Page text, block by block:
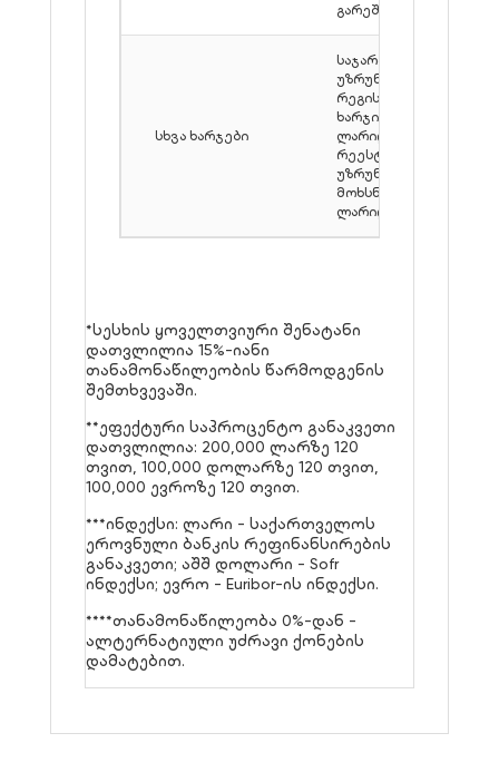
გარეშე
სხვა ხარჯები
საჯარო რეესტრში
უზრუნველყოფის
რეგისტრაციის
ხარჯი: 158
ლარიდან; საჯარო
რეესტრის
უზრუნველყოფის
მოხსნის ხარჯი: 151
ლარიდან.
*სესხის ყოველთვიური შენატანი
დათვლილია 15%-იანი
თანამონაწილეობის წარმოდგენის
შემთხვევაში.
**ეფექტური საპროცენტო განაკვეთი
დათვლილია: 200,000 ლარზე 120
თვით, 100,000 დოლარზე 120 თვით,
100,000 ევროზე 120 თვით.
***ინდექსი: ლარი - საქართველოს
ეროვნული ბანკის რეფინანსირების
განაკვეთი; აშშ დოლარი - Sofr
ინდექსი; ევრო - Euribor-ის ინდექსი.
****თანამონაწილეობა 0%-დან -
ალტერნატიული უძრავი ქონების
დამატებით.